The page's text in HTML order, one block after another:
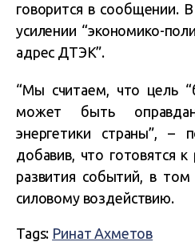
говорится в сообщении.
усилении “экономико-
адрес ДТЭК”.
“Мы считаем, что цель
может быть
энергетики страны”, –
добавив, что готовятся
развития событий, в
силовому воздействию.
Tags: Ринат Ахметов